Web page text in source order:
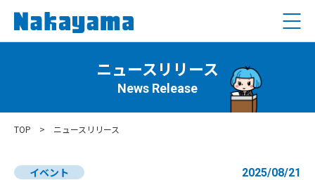
ニュースリリース
News Release
TOP > ニュースリリース
イベント 2025/08/21